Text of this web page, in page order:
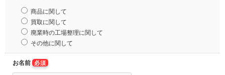
商品に関して
買取に関して
廃業時の工場整理に関して
その他に関して
お名前 必須